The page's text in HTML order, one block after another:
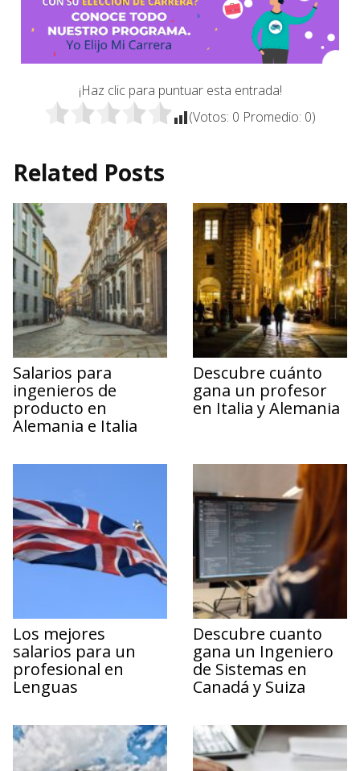
¡Haz clic para puntuar esta entrada!
(Votos: 0 Promedio: 0)
Related Posts
Salarios para
ingenieros de
producto en
Alemania e Italia
Descubre cuánto
gana un profesor
en Italia y Alemania
Los mejores
salarios para un
profesional en
Lenguas
Descubre cuanto
gana un Ingeniero
de Sistemas en
Canadá y Suiza